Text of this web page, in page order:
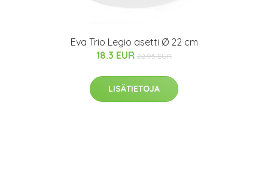
Eva Trio Legio asetti Ø 22 cm
18.3 EUR 22.95 EUR
LISÄTIETOJA